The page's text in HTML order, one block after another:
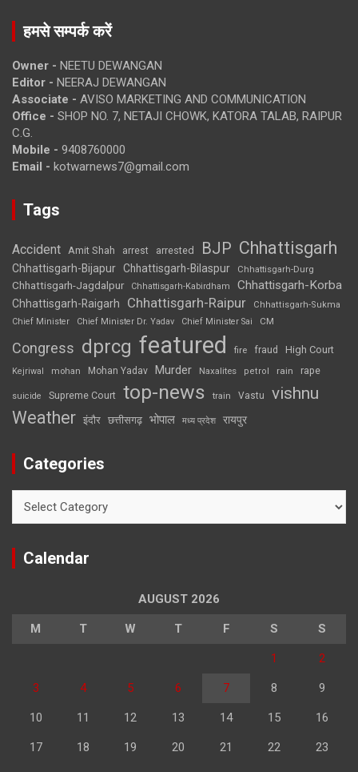
हमसे सम्पर्क करें
Owner - NEETU DEWANGAN
Editor - NEERAJ DEWANGAN
Associate - AVISO MARKETING AND COMMUNICATION
Office - SHOP NO. 7, NETAJI CHOWK, KATORA TALAB, RAIPUR
C.G.
Mobile - 9408760000
Email - kotwarnews7@gmail.com
Tags
Accident Amit Shah arrest arrested BJP Chhattisgarh
Chhattisgarh-Bijapur Chhattisgarh-Bilaspur Chhattisgarh-Durg
Chhattisgarh-Jagdalpur Chhattisgarh-Kabirdham Chhattisgarh-Korba
Chhattisgarh-Raigarh Chhattisgarh-Raipur
Chhattisgarh-Sukma
Chief Minister
Chief Minister Dr. Yadav Chief Minister Sai CM
Congress dprcg featured fire fraud High Court
Kejriwal mohan Mohan Yadav Murder Naxalites petrol rain rape
suicide Supreme Court top-news train Vastu vishnu
Weather इंदौर छत्तीसगढ़ भोपाल मध्य प्रदेश रायपुर
Categories
Calendar
AUGUST 2026
M T W T F S S
1 2
3 4 5 6 7 8 9
10 11 12 13 14 15 16
17 18 19 20 21 22 23